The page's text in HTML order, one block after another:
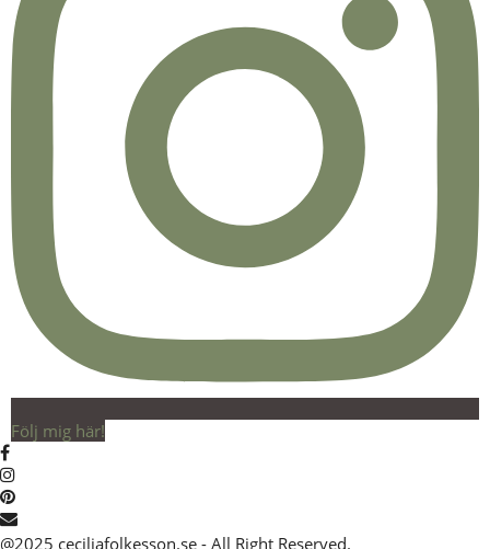
Följ mig här!
@2025 ceciliafolkesson.se - All Right Reserved.